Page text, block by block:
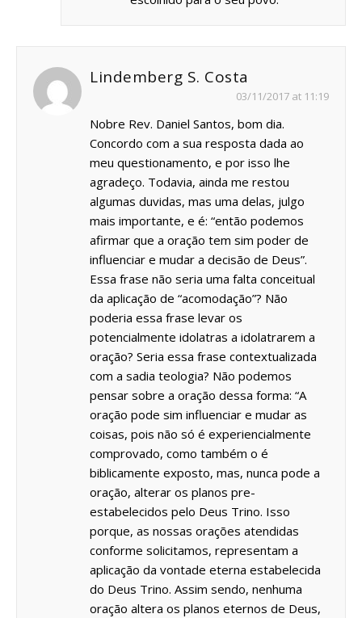
Lindemberg S. Costa
03/11/2017 at 11:19
Nobre Rev. Daniel Santos, bom dia.
Concordo com a sua resposta dada ao
meu questionamento, e por isso lhe
agradeço. Todavia, ainda me restou
algumas duvidas, mas uma delas, julgo
mais importante, e é: “então podemos
afirmar que a oração tem sim poder de
influenciar e mudar a decisão de Deus”.
Essa frase não seria uma falta conceitual
da aplicação de “acomodação”? Não
poderia essa frase levar os
potencialmente idolatras a idolatrarem a
oração? Seria essa frase contextualizada
com a sadia teologia? Não podemos
pensar sobre a oração dessa forma: “A
oração pode sim influenciar e mudar as
coisas, pois não só é experiencialmente
comprovado, como também o é
biblicamente exposto, mas, nunca pode a
oração, alterar os planos pre-
estabelecidos pelo Deus Trino. Isso
porque, as nossas orações atendidas
conforme solicitamos, representam a
aplicação da vontade eterna estabelecida
do Deus Trino. Assim sendo, nenhuma
oração altera os planos eternos de Deus,